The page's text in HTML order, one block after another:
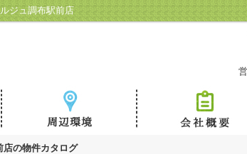
ジュ調布駅前店
店の物件カタログ